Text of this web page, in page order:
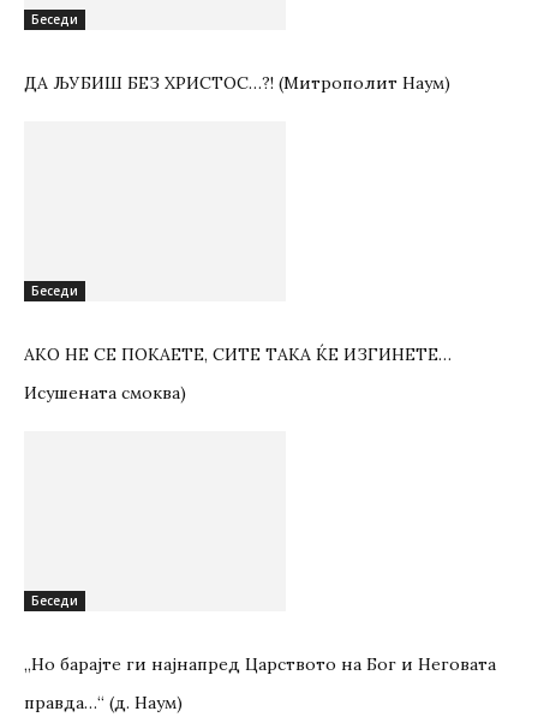
Беседи
ДА ЉУБИШ БЕЗ ХРИСТОС…?! (Митрополит Наум)
Беседи
АКО НЕ СЕ ПОКАЕТЕ, СИТЕ ТАКА ЌЕ ИЗГИНЕТЕ…
Исушената смоква)
Беседи
„Но барајте ги најнапред Царството на Бог и Неговата
правда…“ (д. Наум)